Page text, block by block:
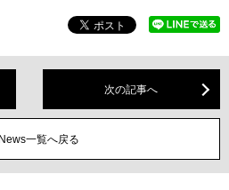
次の記事へ
News一覧へ戻る